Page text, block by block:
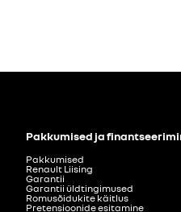
Pakkumised ja
Pakkumised
Renault Liising
Garantii
Garantii üldtingimused
Romusõidukite käitlus
Pretensioonide esitamine